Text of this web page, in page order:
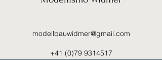
modellbauwidmer@gmail.com
+41 (0)79 9314517